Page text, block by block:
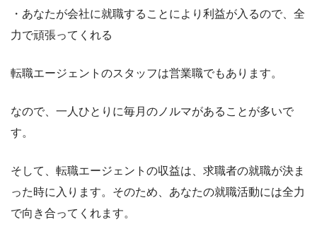
・あなたが会社に就職することにより利益が入るので、全
力で頑張ってくれる
転職エージェントのスタッフは営業職でもあります。
なので、一人ひとりに毎月のノルマがあることが多いで
す。
そして、転職エージェントの収益は、求職者の就職が決ま
った時に入ります。そのため、あなたの就職活動には全力
で向き合ってくれます。